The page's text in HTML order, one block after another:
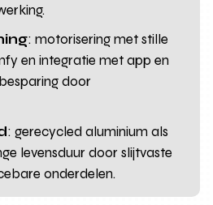
: motorisering met stille
en integratie met app en
door
: gerecycled aluminium als
levensduur door slijtvaste
onderdelen.